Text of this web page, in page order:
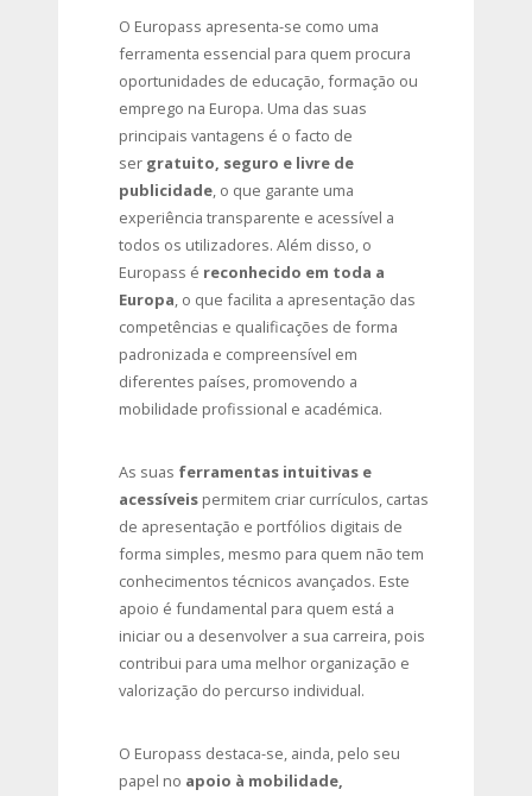
O Europass apresenta-se como uma
ferramenta essencial para quem procura
oportunidades de educação, formação ou
emprego na Europa. Uma das suas
principais vantagens é o facto de
ser gratuito, seguro e livre de
publicidade, o que garante uma
experiência transparente e acessível a
todos os utilizadores. Além disso, o
Europass é reconhecido em toda a
Europa, o que facilita a apresentação das
competências e qualificações de forma
padronizada e compreensível em
diferentes países, promovendo a
mobilidade profissional e académica.
As suas ferramentas intuitivas e
acessíveis permitem criar currículos, cartas
de apresentação e portfólios digitais de
forma simples, mesmo para quem não tem
conhecimentos técnicos avançados. Este
apoio é fundamental para quem está a
iniciar ou a desenvolver a sua carreira, pois
contribui para uma melhor organização e
valorização do percurso individual.
O Europass destaca-se, ainda, pelo seu
papel no apoio à mobilidade,